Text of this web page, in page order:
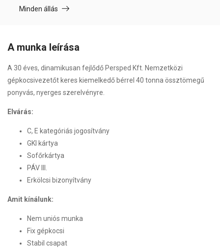
Minden állás
A munka leírása
A 30 éves, dinamikusan fejlődő Persped Kft. Nemzetközi
gépkocsivezetőt keres kiemelkedő bérrel 40 tonna össztömegű
ponyvás, nyerges szerelvényre.
Elvárás:
C, E kategóriás jogosítvány
GKI kártya
Sofőrkártya
PÁV III.
Erkölcsi bizonyítvány
Amit kínálunk:
Nem uniós munka
Fix gépkocsi
Stabil csapat